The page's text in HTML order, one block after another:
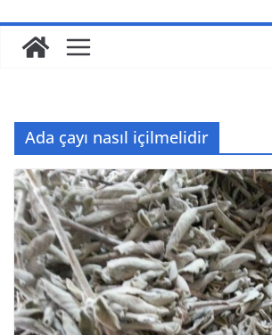
Ada çayı nasıl içilmelidir